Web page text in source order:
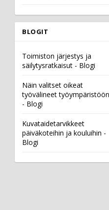
BLOGIT
Toimiston järjestys ja
säilytysratkaisut - Blogi
Näin valitset oikeat
työvälineet työympäristöön
- Blogi
Kuvataidetarvikkeet
päiväkoteihin ja kouluihin -
Blogi